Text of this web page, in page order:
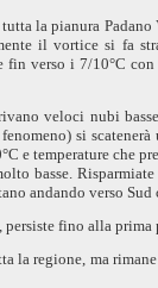
la pianura Padano
il vortice si fa
verso i 7/10°C
veloci nubi
si
e temperature
basse.
andando verso
fino alla prima
la regione, ma